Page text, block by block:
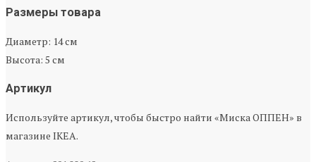
Размеры товара
Диаметр: 14 см
Высота: 5 см
Артикул
Используйте артикул, чтобы быстро найти «Миска ОППЕН» в
магазине IKEA.